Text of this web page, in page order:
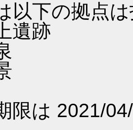
以下の拠点
遺跡
限は 2021/